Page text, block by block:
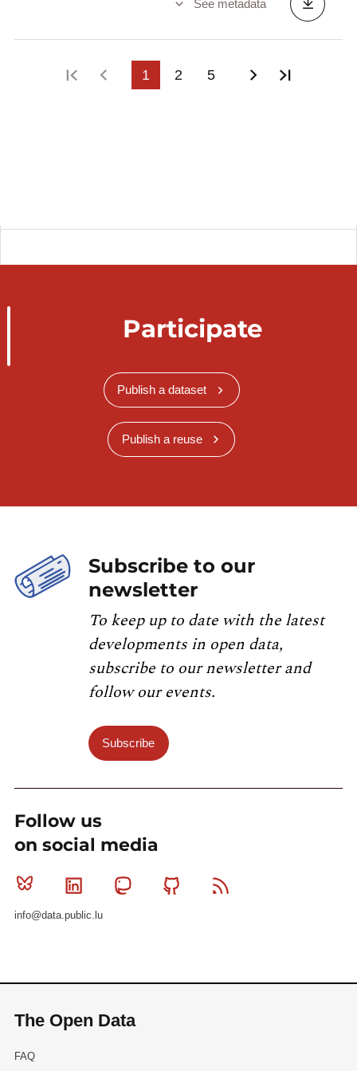
See metadata
First pagePrevious page
1 2 5 Next page
Participate
Publish a dataset
Publish a reuse
Subscribe to our
newsletter
To keep up to date with the latest
developments in open data,
subscribe to our newsletter and
follow our events.
Subscribe
Follow us
on social media
Bluesky Linkedin MastodonGithub
info@data.public.lu
The Open Data
FAQ